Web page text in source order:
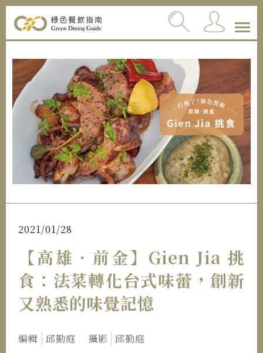
2021/01/28
【高雄．前金】Gien Jia 挑
食：法菜轉化台式味蕾，創新
又熟悉的味覺記憶
編輯 邱勤庭 攝影 邱勤庭